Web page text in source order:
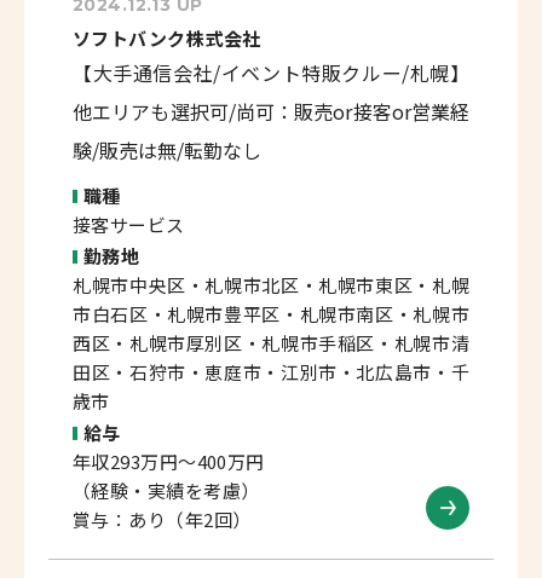
2024.12.13 UP
ソフトバンク株式会社
【大手通信会社/イベント特販クルー/札幌】
他エリアも選択可/尚可：販売or接客or営業経
験/販売は無/転勤なし
職種
接客サービス
勤務地
札幌市中央区・札幌市北区・札幌市東区・札幌
市白石区・札幌市豊平区・札幌市南区・札幌市
西区・札幌市厚別区・札幌市手稲区・札幌市清
田区・石狩市・恵庭市・江別市・北広島市・千
歳市
給与
年収293万円～400万円
（経験・実績を考慮）
賞与：あり（年2回）